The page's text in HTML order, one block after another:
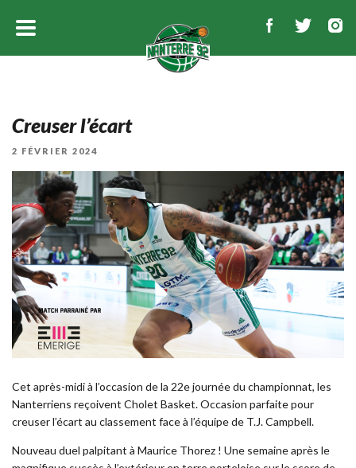
Creuser l’écart
PUBLIÉ
2 FÉVRIER 2024
Cet après-midi à l’occasion de la 22e journée du championnat, les
Nanterriens reçoivent Cholet Basket. Occasion parfaite pour
creuser l’écart au classement face à l’équipe de T.J. Campbell.
Nouveau duel palpitant à Maurice Thorez ! Une semaine après le